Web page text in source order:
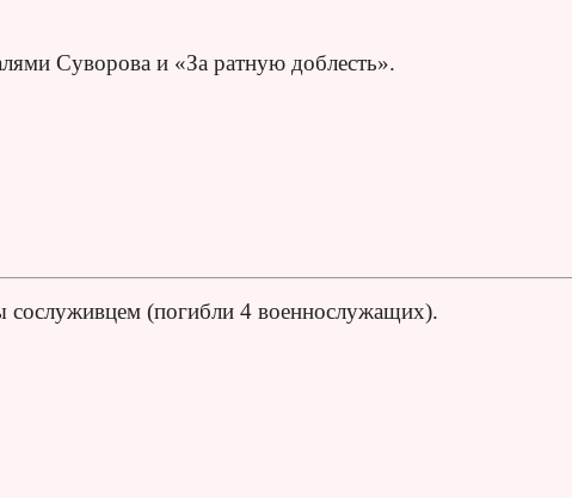
Суворова и «За ратную доблесть».
сослуживцем (погибли 4 военнослужащих).